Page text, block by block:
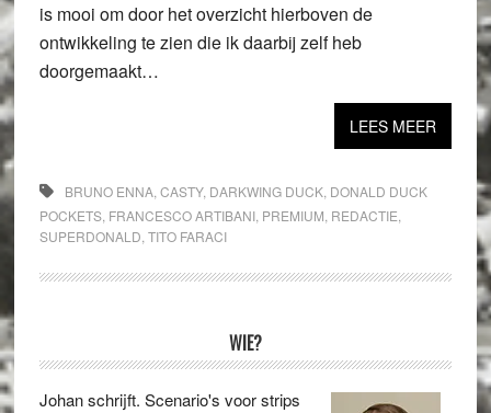
is mooi om door het overzicht hierboven de
ontwikkeling te zien die ik daarbij zelf heb
doorgemaakt…
LEES MEER
BRUNO ENNA, CASTY, DARKWING DUCK, DONALD DUCK
POCKETS, FRANCESCO ARTIBANI, PREMIUM REDACTIE
SUPERDONALD TITO FARACI
Sidebar
WIE?
Johan schrijft. Scenario's voor strips